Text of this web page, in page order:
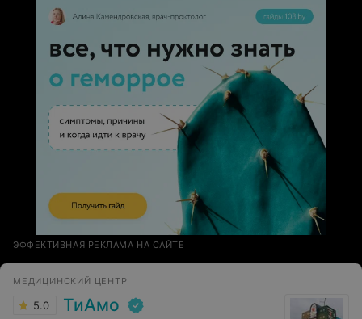
вежливые и милые , все объясняли и были рядом
Медсестры всегда интересовались самочувствием , и
работу!
ЭФФЕКТИВНАЯ РЕКЛАМА НА САЙТЕ
МЕДИЦИНСКИЙ ЦЕНТР
5.0 ТиАмо